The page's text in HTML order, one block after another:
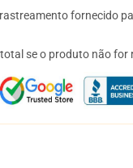
fornecido
se o produto não for